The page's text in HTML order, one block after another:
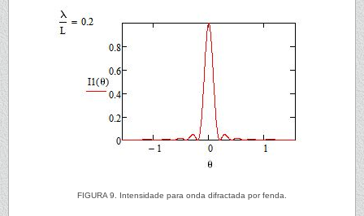
FIGURA 9. Intensidade para onda difractada por fenda.